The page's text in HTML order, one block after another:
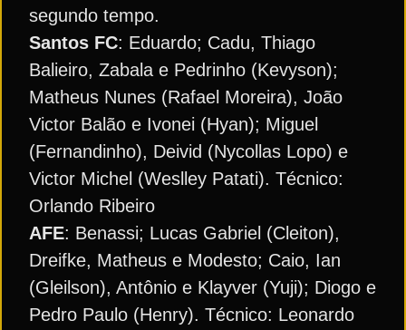
segundo tempo.
Santos FC: Eduardo; Cadu, Thiago
Balieiro, Zabala e Pedrinho (Kevyson);
Matheus Nunes (Rafael Moreira), João
Victor Balão e Ivonei (Hyan); Miguel
(Fernandinho), Deivid (Nycollas Lopo) e
Victor Michel (Weslley Patati). Técnico:
Orlando Ribeiro
AFE: Benassi; Lucas Gabriel (Cleiton),
Dreifke, Matheus e Modesto; Caio, Ian
(Gleilson), Antônio e Klayver (Yuji); Diogo e
Pedro Paulo (Henry). Técnico: Leonardo